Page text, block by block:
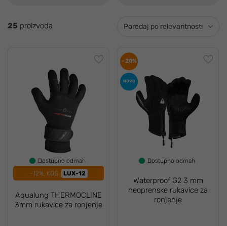
25 proizvoda Poredaj po relevantnosti
Dostupno odmah
-12%, KOD:
LUX-12
Aqualung THERMOCLINE
3mm rukavice za ronjenje
- 20%
NOVO
Dostupno odmah
Waterproof G2 3 mm
neoprenske rukavice za
ronjenje